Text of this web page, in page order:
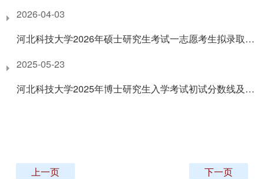
2026-04-03
河北科技大学2026年硕士研究生考试一志愿考生拟录取名单公示
2025-05-23
河北科技大学2025年博士研究生入学考试初试分数线及复试名单
上一页 下一页